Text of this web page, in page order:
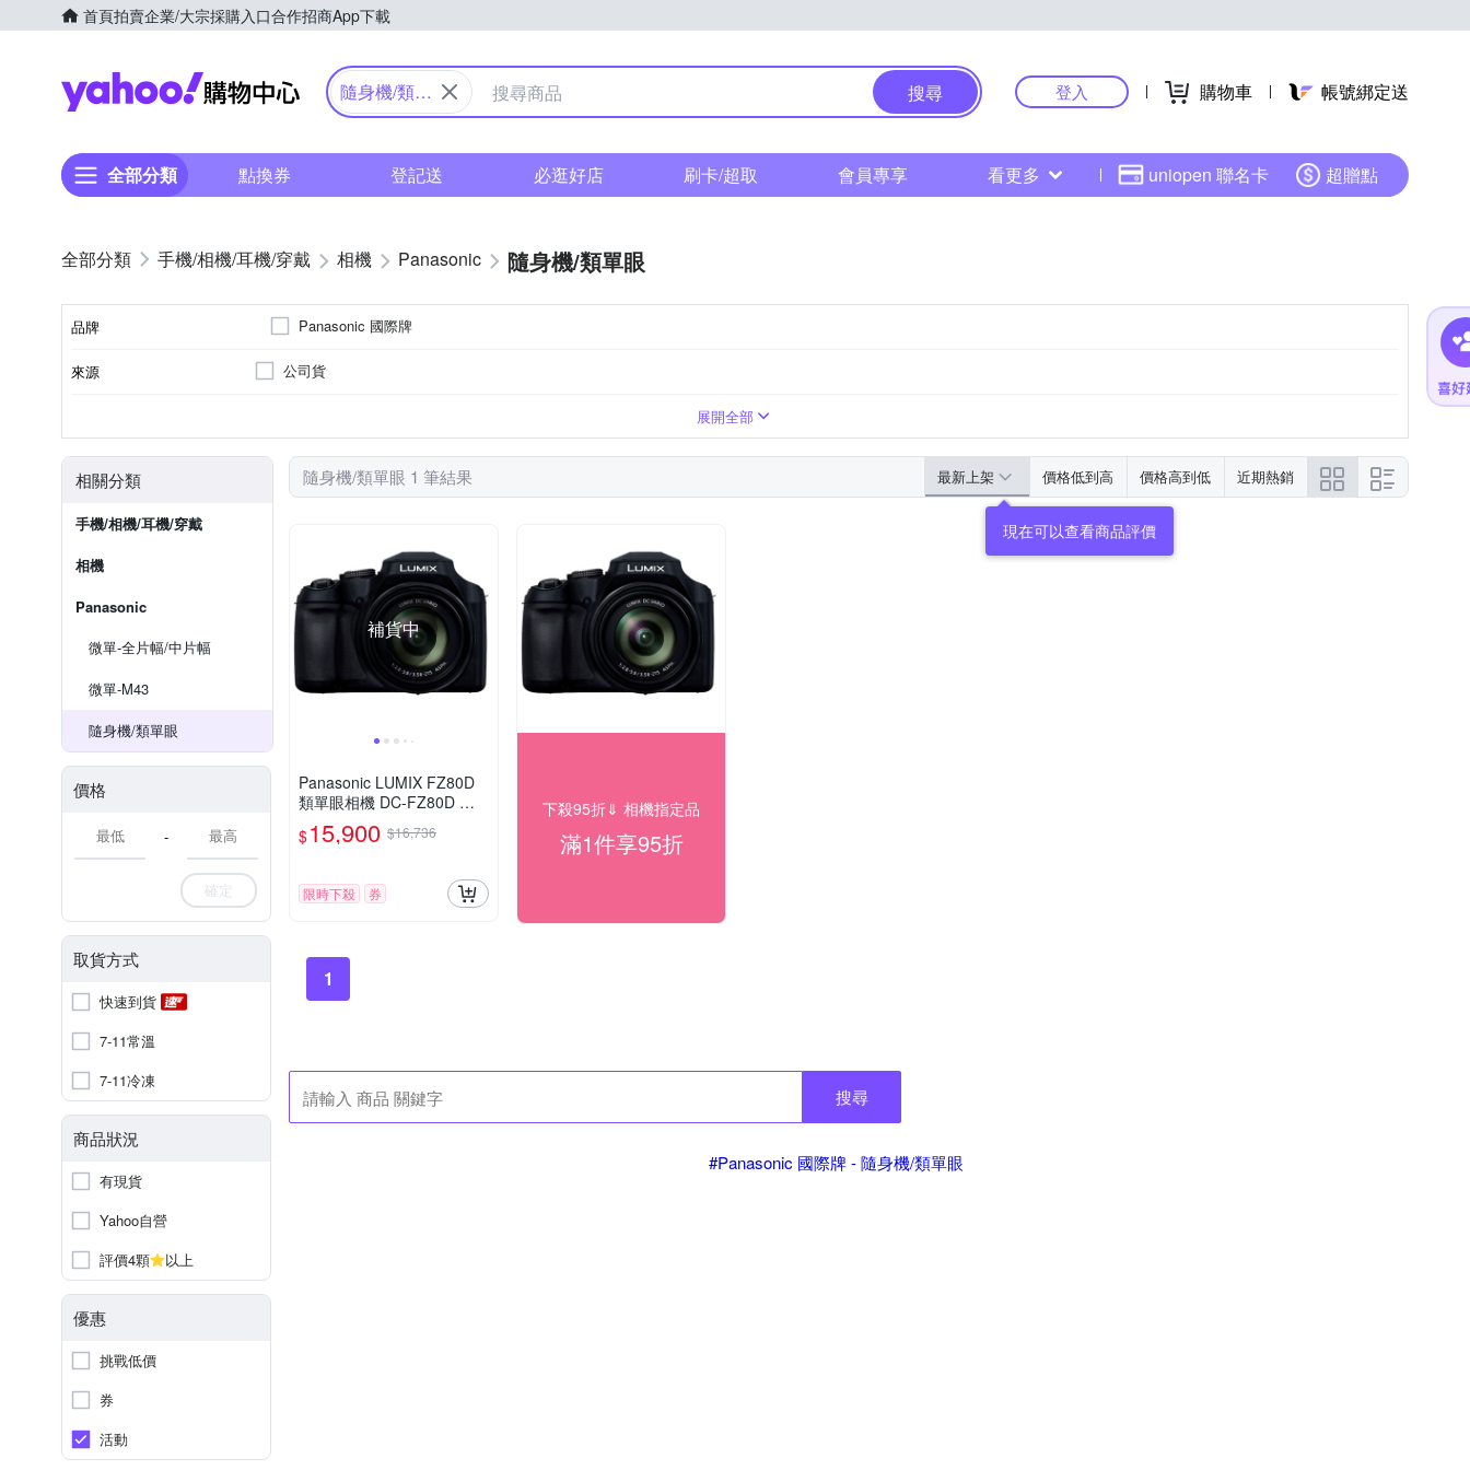
首頁拍賣企業/大宗採購入口合作招商App下載
Yahoo購物中心
隨身機/類單
搜尋 登入 購物車 帳號綁定送
全部分類 點換券 登記送 必逛好店 刷卡/超取 會員專享 看更多 uniopen 聯名卡 超贈點
手機/相機/耳機/穿戴 相機 Panasonic 隨身機/類單眼
品牌 Panasonic 國際牌
來源 公司貨
展開全部
相關分類
手機/相機/耳機/穿戴
相機
Panasonic
微單-全片幅/中片幅
微單-M43
隨身機/類單眼
價格
-
確定
取貨方式
快速到貨
7-11常溫
7-11冷凍
商品狀況
有現貨
Yahoo自營
評價4顆
以上
優惠
挑戰低價
券
活動
隨身機/類單眼 1 筆結果 最新上架 價格低到高 價格高到低 近期熱銷
現在可以查看商品評價
補貨中
Panasonic LUMIX FZ80D
類單眼相機 DC-FZ80D 公
司貨
$15,900 $16,736
限時下殺 券
下殺95折⇓ 相機指定品
滿1件享95折
1
搜尋
#Panasonic 國際牌 - 隨身機/類單眼